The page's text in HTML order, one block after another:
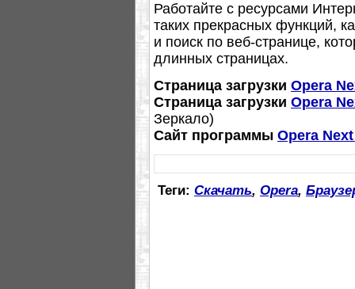
Работайте с ресурсами
таких прекрасных функций,
и поиск по веб-странице,
длинных страницах.
Страница загрузки Opera
Страница загрузки Opera
Зеркало)
Сайт программы Opera
Теги: Скачать, Opera,